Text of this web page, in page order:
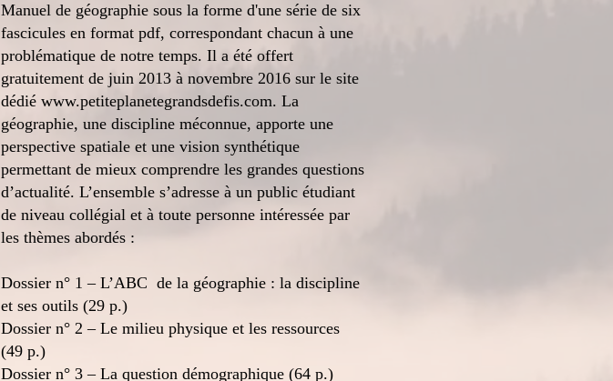
Manuel de géographie sous la forme d'une série de six
fascicules en format pdf, correspondant chacun à une
problématique de notre temps. Il a été offert
gratuitement de juin 2013 à novembre 2016 sur le site
dédié www.petiteplanetegrandsdefis.com. La
géographie, une discipline méconnue, apporte une
perspective spatiale et une vision synthétique
permettant de mieux comprendre les grandes questions
d’actualité. L’ensemble s’adresse à un public étudiant
de niveau collégial et à toute personne intéressée par
les thèmes abordés :
Dossier n° 1 – L’ABC de la géographie : la discipline
et ses outils (29 p.)
Dossier n° 2 – Le milieu physique et les ressources
(49 p.)
Dossier n° 3 – La question démographique (64 p.)